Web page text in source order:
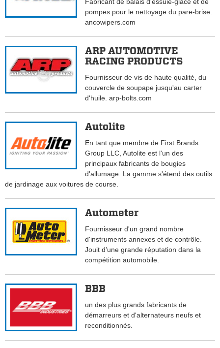
pompes pour le nettoyage du pare-brise.
ancowipers.com
ARP AUTOMOTIVE
RACING PRODUCTS
Fournisseur de vis de haute qualité, du
couvercle de soupape jusqu'au carter
d'huile. arp-bolts.com
Autolite
En tant que membre de First Brands
Group LLC, Autolite est l'un des
principaux fabricants de bougies
d'allumage. La gamme s'étend des outils
de jardinage aux voitures de course.
Autometer
Fournisseur d'un grand nombre
d'instruments annexes et de contrôle.
Jouit d'une grande réputation dans la
compétition automobile.
BBB
un des plus grands fabricants de
démarreurs et d'alternateurs neufs et
reconditionnés.